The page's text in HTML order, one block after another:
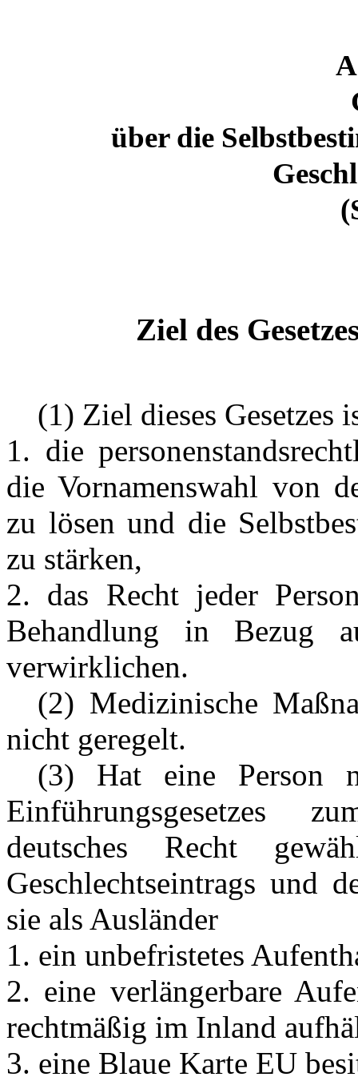
über die
Ziel des
(1) Ziel dieses Gesetzes
1. die
die Vornamenswahl von
zu lösen und die
zu stärken,
2. das Recht jeder
Behandlung in Bezug
verwirklichen.
(2) Medizinische
nicht geregelt.
(3) Hat eine Person
Einführungsgesetzes
deutsches Recht
Geschlechtseintrags und
sie als Ausländer
1. ein unbefristetes
2. eine verlängerbare
rechtmäßig im Inland
3. eine Blaue Karte EU